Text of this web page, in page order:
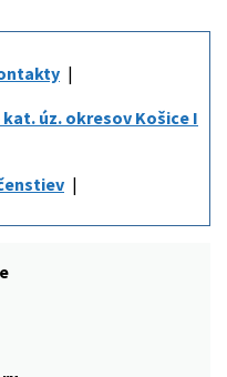
úz. okresov Košice I